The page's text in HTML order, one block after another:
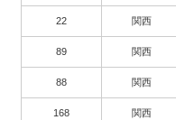
22 関西
89 関西
88 関西
168 関西